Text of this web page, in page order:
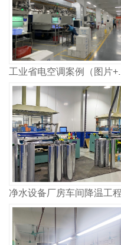
工业省电